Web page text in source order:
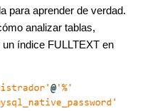
para aprender de verdad.
analizar tablas,
índice FULLTEXT en